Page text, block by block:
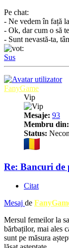
Pe chat:
- Ne vedem în față
- Ok, dar cum o să
- Sunt nevastă-ta,
Sus
FanyGame
Vip
Mesaje: 93
Membru din:
Status:
Re: Bancuri de
Citat
Mesaj de
Mersul femeilor la
bărbaților, mai ales
sunt pe măsura